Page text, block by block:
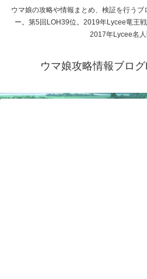
ウマ娘の攻略や情報まとめ、検証を行う
ー。第5回LOH39位。2019年Lycee竜王
2017年Lycee名人
ウマ娘攻略情報ブロ